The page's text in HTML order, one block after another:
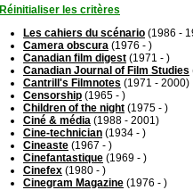
Réinitialiser les critères
Les cahiers du scénario (1986 -
Camera obscura (1976 - )
Canadian film digest (1971 - )
Canadian Journal of Film Studies
Cantrill's Filmnotes (1971 - 2000)
Censorship (1965 - )
Children of the night (1975 - )
Ciné & média (1988 - 2001)
Cine-technician (1934 - )
Cineaste (1967 - )
Cinefantastique (1969 - )
Cinefex (1980 - )
Cinegram Magazine (1976 - )